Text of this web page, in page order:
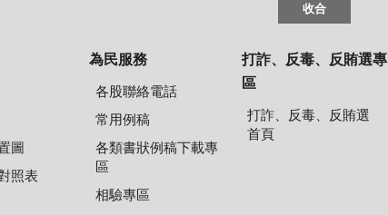
收合
圖
照表
為民服務
各股聯絡電話
常用例稿
各類書狀例稿下載專
區
相驗專區
打詐、反毒、反賄選專
區
打詐、反毒、反賄選
首頁